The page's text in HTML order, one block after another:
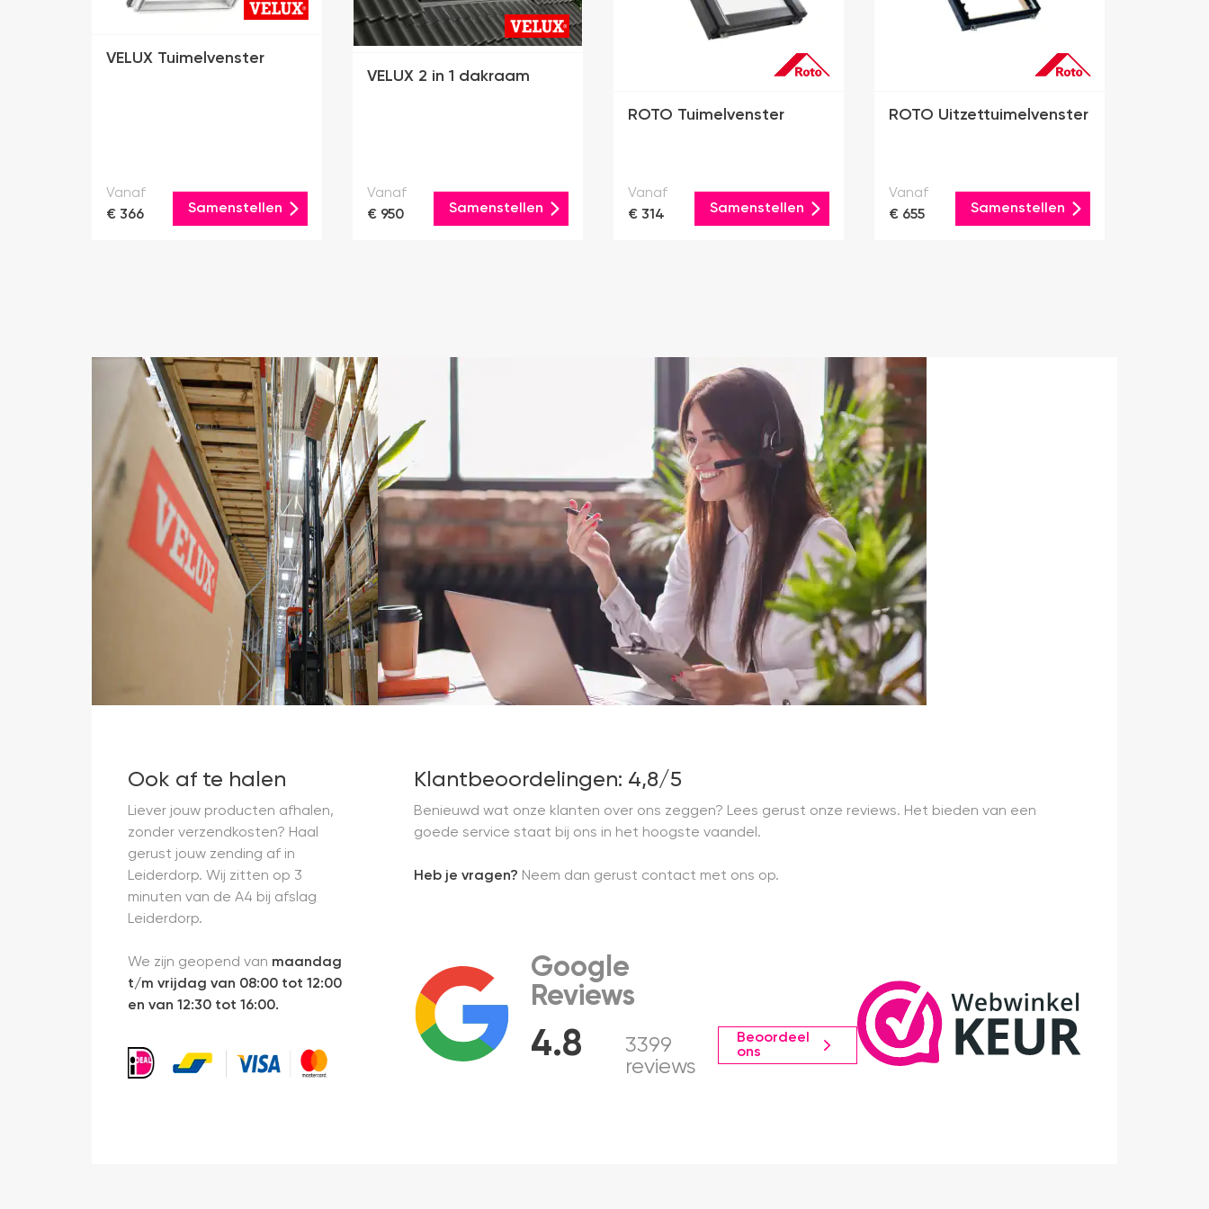
VELUX Tuimelvenster
Vanaf
€ 366
Samenstellen
VELUX 2 in 1 dakraam
Vanaf
€ 950
Samenstellen
ROTO Tuimelvenster
Vanaf
€ 314
Samenstellen
ROTO Uitzettuimelvenster
Vanaf
€ 655
Samenstellen
Ook af te halen
Liever jouw producten afhalen,
zonder verzendkosten? Haal
gerust jouw zending af in
Leiderdorp. Wij zitten op 3
minuten van de A4 bij afslag
Leiderdorp.
We zijn geopend van maandag
t/m vrijdag van 08:00 tot 12:00
en van 12:30 tot 16:00.
Klantbeoordelingen: 4,8/5
Benieuwd wat onze klanten over ons zeggen? Lees gerust onze reviews. Het bieden van een
goede service staat bij ons in het hoogste vaandel.
Heb je vragen? Neem dan gerust contact met ons op.
4.8
Google
Reviews
3399
reviews
Beoordeel
ons